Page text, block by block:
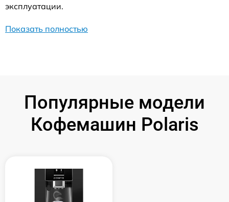
эксплуатации.
Показать полностью
Популярные модели
Кофемашин Polaris